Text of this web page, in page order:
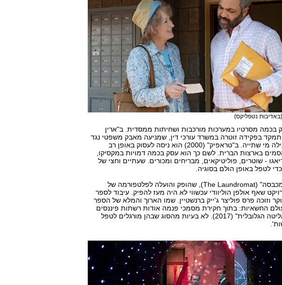
נטפליקס)
בכמה מסרטיו במערכות מורכבות ושחיתות ממסדית. ב"ארין
בפקידה זוטרה במשרד עורכי דין, שמניעה מאבק משפטי נגד
חברת ענק שהרעילה מי שתייה. ב"טראפיק" (2000) הוא ניסה לעסוק באופן רב
בארצות הברית. לשם כך הוא עסק בכמה דמויות במקסיקו,
דיאגו - שוטרים, פוליטיקאים, מבריחים ומכורים. שעתיים וחצי של
לטפל באופן הולם בסוגיה.
סרטו האחרון "המכבסה" (The Laundromat), שהופק והועלה לפלטפורמה של
שאף אולפן הוליוודי עכשווי לא היה מעז להפיק. עיבוד לספר
וזוכה פרס פוליצר ג'ייק ברנשטיין. שמו הארוך והמלא של הספר
החשאיות: בתוך חקירת מסמכי פנמה אודות רשתות פיננסים
בלתי חוקיות והאליטה הגלובלית" (2017). לא בעיות מהסוג שבהן מורגלים לטפל